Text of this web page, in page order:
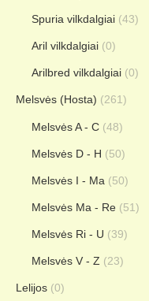
Spuria vilkdalgiai (43)
Aril vilkdalgiai (0)
Arilbred vilkdalgiai (0)
Melsvės (Hosta) (261)
Melsvės A - C (48)
Melsvės D - H (50)
Melsvės I - Ma (50)
Melsvės Ma - Re (51)
Melsvės Ri - U (39)
Melsvės V - Z (23)
Lelijos (0)